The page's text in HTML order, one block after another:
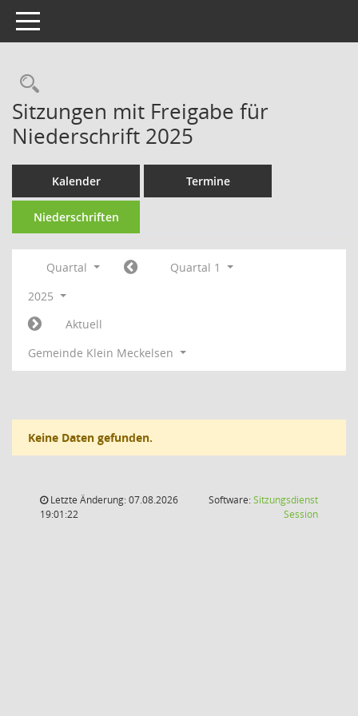
Toggle navigation
Rechercheauswahl
Sitzungen mit Freigabe für
Niederschrift 2025
Kalender Termine
Niederschriften
Quartal
Quartal 1
2025
Aktuell
Gemeinde Klein Meckelsen
Keine Daten gefunden.
Letzte Änderung: 07.08.2026
19:01:22
Software:Sitzungsdienst
Session(Wird in